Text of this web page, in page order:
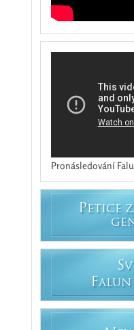
Pronásledování
PETICE
S
FALUN